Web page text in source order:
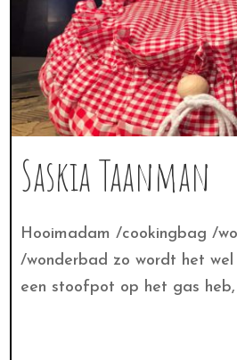
Saskia Taanman
Hooimadam /cookingbag /
/wonderbad zo wordt het wel
een stoofpot op het gas heb,